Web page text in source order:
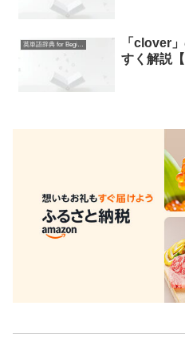
英単語辞典 for Beginners
「clover
すく解説